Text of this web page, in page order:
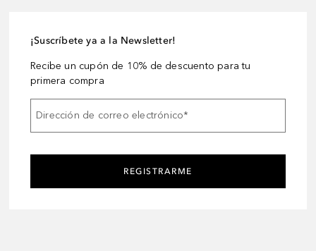
¡Suscríbete ya a la Newsletter!
Recibe un cupón de 10% de descuento para tu
primera compra
Dirección de correo electrónico*
REGISTRARME